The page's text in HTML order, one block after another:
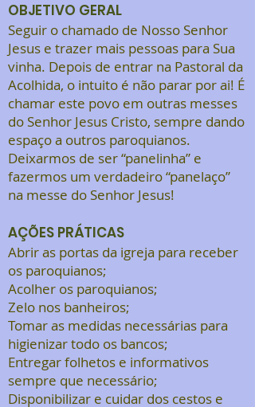
OBJETIVO GERAL
Seguir o chamado de Nosso Senhor
Jesus e trazer mais pessoas para Sua
vinha. Depois de entrar na Pastoral da
Acolhida, o intuito é não parar por ai! É
chamar este povo em outras messes
do Senhor Jesus Cristo, sempre dando
espaço a outros paroquianos.
Deixarmos de ser “panelinha” e
fazermos um verdadeiro “panelaço”
na messe do Senhor Jesus!
AÇÕES PRÁTICAS
Abrir as portas da igreja para receber
os paroquianos;
Acolher os paroquianos;
Zelo nos banheiros;
Tomar as medidas necessárias para
higienizar todo os bancos;
Entregar folhetos e informativos
sempre que necessário;
Disponibilizar e cuidar dos cestos e